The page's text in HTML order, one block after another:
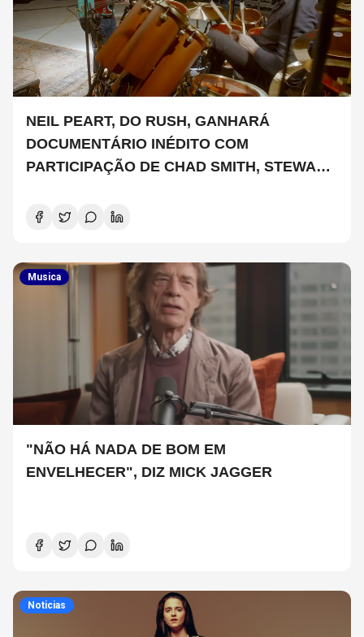
NEIL PEART, DO RUSH, GANHARÁ
DOCUMENTÁRIO INÉDITO COM
PARTICIPAÇÃO DE CHAD SMITH, STEWART
Musica
"NÃO HÁ NADA DE BOM EM
ENVELHECER", DIZ MICK JAGGER
Noticias